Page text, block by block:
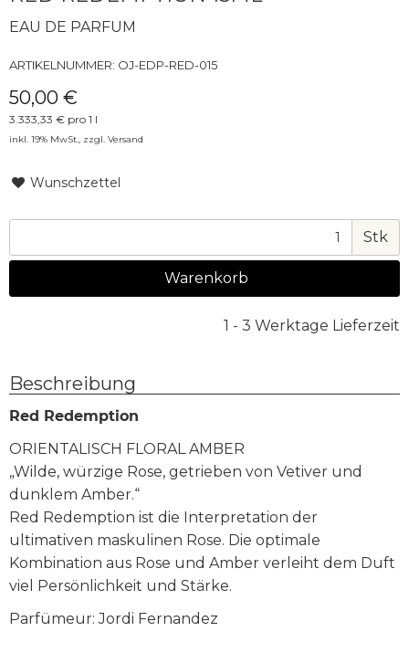
EAU DE PARFUM
ARTIKELNUMMER: OJ-EDP-RED-015
50,00 €
3.333,33 € pro 1 l
inkl. 19% MwSt., zzgl. Versand
Wunschzettel
Stk
Warenkorb
1 - 3 Werktage Lieferzeit
Beschreibung
Red Redemption
ORIENTALISCH FLORAL AMBER
„Wilde, würzige Rose, getrieben von Vetiver und
dunklem Amber.“
Red Redemption ist die Interpretation der
ultimativen maskulinen Rose. Die optimale
Kombination aus Rose und Amber verleiht dem Duft
viel Persönlichkeit und Stärke.
Parfümeur: Jordi Fernandez